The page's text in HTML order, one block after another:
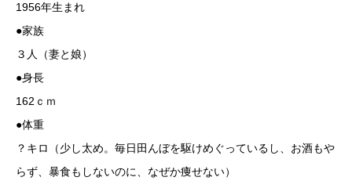
1956年生まれ
●家族
３人（妻と娘）
●身長
162ｃｍ
●体重
？キロ（少し太め。毎日田んぼを駆けめぐっているし、お酒もや
らず、暴食もしないのに、なぜか痩せない）